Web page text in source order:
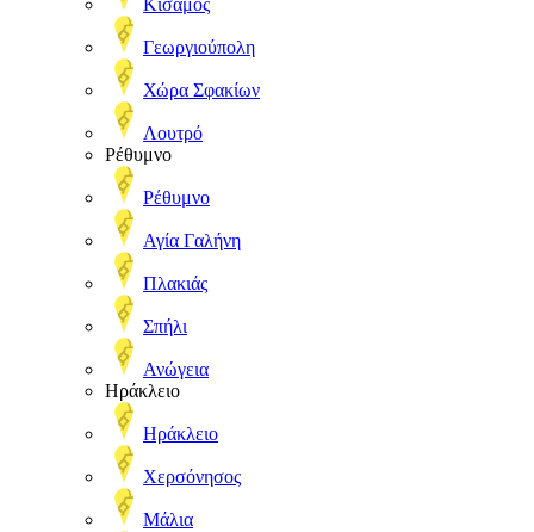
Κίσαμος
Γεωργιούπολη
Χώρα Σφακίων
Λουτρό
Ρέθυμνο
Ρέθυμνο
Αγία Γαλήνη
Πλακιάς
Σπήλι
Ανώγεια
Ηράκλειο
Ηράκλειο
Χερσόνησος
Μάλια